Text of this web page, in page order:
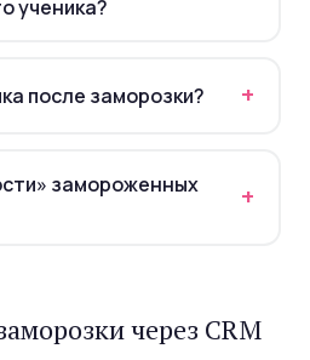
ученика?
семьи (брат/сестра),
Иначе возникает «серый
после заморозки? +
«Ждем вас обратно! Ваши
Предложите перевод в
замороженных
+
школу от бесконечных
через CRM